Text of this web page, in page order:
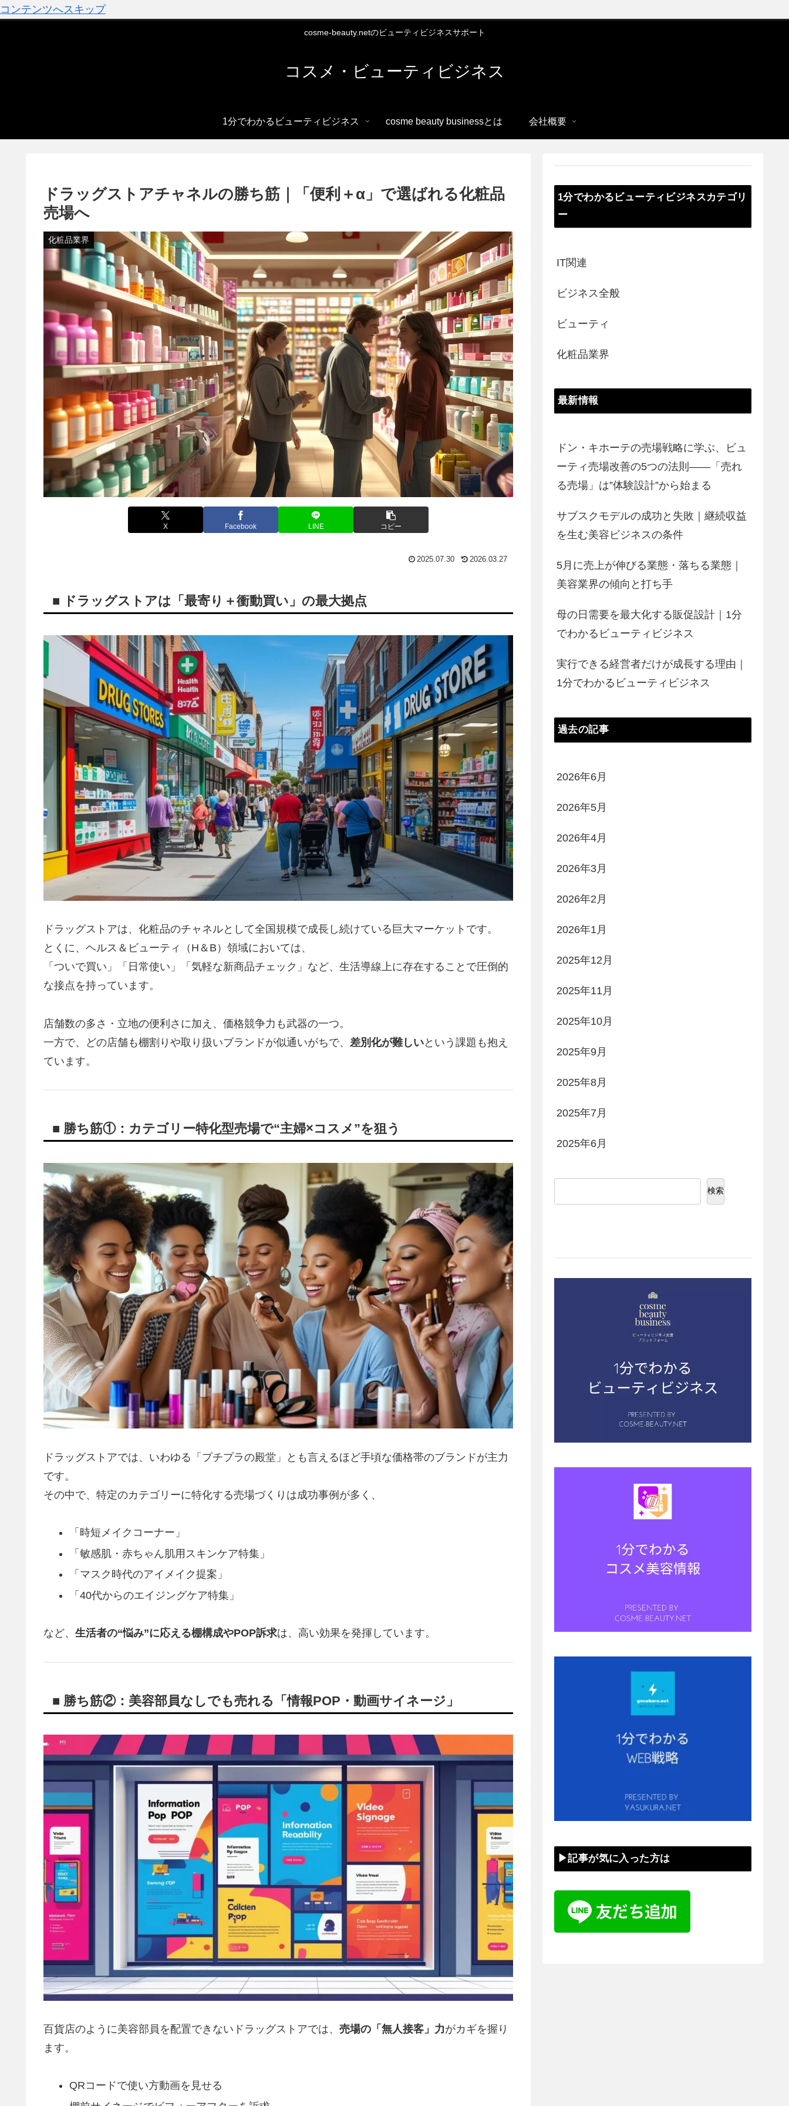
コンテンツへスキップ
cosme-beauty.netのビューティビジネスサポート
コスメ・ビューティビジネス
1分でわかるビューティビジネス cosme beauty businessとは 会社概要
ドラッグストアチャネルの勝ち筋｜「便利＋α」で選ばれる化粧品
売場へ
化粧品業界
X Facebook LINE コピー
2025.07.30 2026.03.27
■ ドラッグストアは「最寄り＋衝動買い」の最大拠点
ドラッグストアは、化粧品のチャネルとして全国規模で成長し続けている巨大マーケットです。
とくに、ヘルス＆ビューティ（H＆B）領域においては、
「ついで買い」「日常使い」「気軽な新商品チェック」など、生活導線上に存在することで圧倒的
な接点を持っています。
店舗数の多さ・立地の便利さに加え、価格競争力も武器の一つ。
一方で、どの店舗も棚割りや取り扱いブランドが似通いがちで、 差別化が難しいという課題も抱え
ています。
■ 勝ち筋①：カテゴリー特化型売場で“主婦×コスメ”を狙う
ドラッグストアでは、いわゆる「プチプラの殿堂」とも言えるほど手頃な価格帯のブランドが主力
です。
その中で、特定のカテゴリーに特化する売場づくりは成功事例が多く、
「時短メイクコーナー」
「敏感肌・赤ちゃん肌用スキンケア特集」
「マスク時代のアイメイク提案」
「40代からのエイジングケア特集」
など、 生活者の“悩み”に応える棚構成やPOP訴求は、高い効果を発揮しています。
■ 勝ち筋②：美容部員なしでも売れる「情報POP・動画サイネージ」
百貨店のように美容部員を配置できないドラッグストアでは、 売場の「無人接客」力がカギを握り
ます。
QRコードで使い方動画を見せる
1分でわかるビューティビジネスカテゴリ
ー
IT関連
ビジネス全般
ビューティ
化粧品業界
最新情報
ドン・キホーテの売場戦略に学ぶ、ビュ
ーティ売場改善の5つの法則――「売れ
る売場」は”体験設計”から始まる
サブスクモデルの成功と失敗｜継続収益
を生む美容ビジネスの条件
5月に売上が伸びる業態・落ちる業態｜
美容業界の傾向と打ち手
母の日需要を最大化する販促設計｜1分
でわかるビューティビジネス
実行できる経営者だけが成長する理由｜
1分でわかるビューティビジネス
過去の記事
2026年6月
2026年5月
2026年4月
2026年3月
2026年2月
2026年1月
2025年12月
2025年11月
2025年10月
2025年9月
2025年8月
2025年7月
2025年6月
検索
▶記事が気に入った方は